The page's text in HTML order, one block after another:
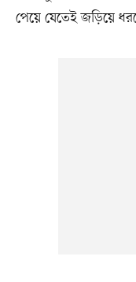
পেয়ে যেতেই জড়িয়ে